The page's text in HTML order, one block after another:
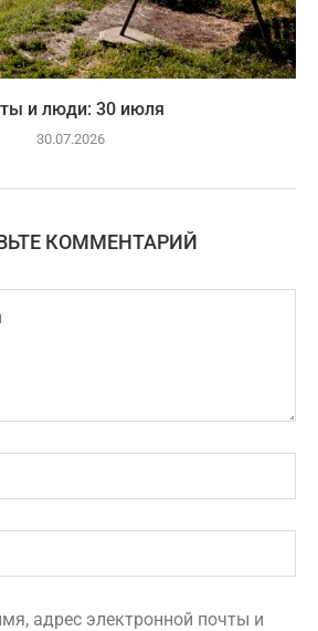
и люди: 30 июля
30.07.2026
КОММЕНТАРИЙ
адрес электронной почты и